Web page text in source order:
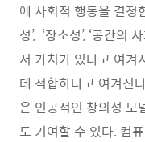
에 사회적 행동을 결정
성’, ‘장소성’, ‘공간의
서 가치가 있다고 여겨
데 적합하다고 여겨진
은 인공적인 창의성
도 기여할 수 있다. 컴